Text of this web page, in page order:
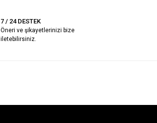
7 / 24 DESTEK
Öneri ve şikayetlerinizi bize
iletebilirsiniz.